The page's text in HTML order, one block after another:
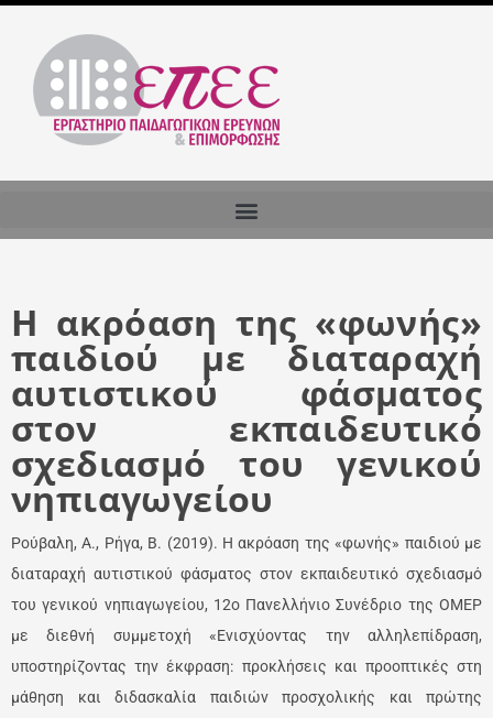
Η ακρόαση της «φωνής»
παιδιού με διαταραχή
αυτιστικού φάσματος
στον εκπαιδευτικό
σχεδιασμό του γενικού
νηπιαγωγείου
Ρούβαλη, Α., Ρήγα, Β. (2019). Η ακρόαση της «φωνής» παιδιού με
διαταραχή αυτιστικού φάσματος στον εκπαιδευτικό σχεδιασμό
του γενικού νηπιαγωγείου, 12ο Πανελλήνιο Συνέδριο της ΟΜΕΡ
με διεθνή συμμετοχή «Ενισχύοντας την αλληλεπίδραση,
υποστηρίζοντας την έκφραση: προκλήσεις και προοπτικές στη
μάθηση και διδασκαλία παιδιών προσχολικής και πρώτης